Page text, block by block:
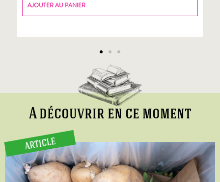
AJOUTER AU PANIER
A découvrir en ce moment
ARTICLE